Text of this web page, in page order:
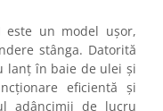
este un model ușor,
stânga. Datorită
lanț în baie de ulei și
eficientă și
adâncimii de lucru